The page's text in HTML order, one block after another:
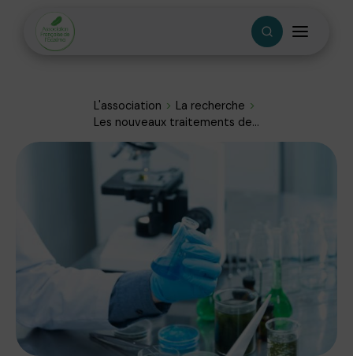
L'association
La recherche
Les nouveaux traitements de...